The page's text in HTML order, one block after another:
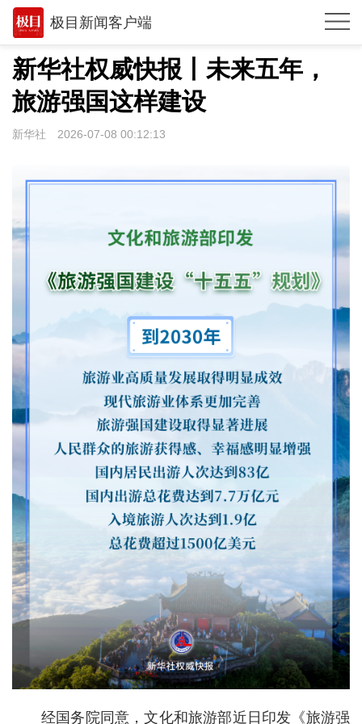
极目新闻客户端
推荐
体育
观点
武汉
环球
经济
城建
悠游
相亲
汽车
房产
创意
新华社权威快报丨未来五年，
旅游强国这样建设
新华社 2026-07-08 00:12:13
经国务院同意，文化和旅游部近日印发《旅游强